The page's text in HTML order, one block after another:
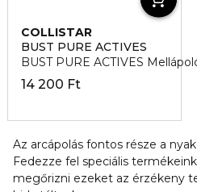
COLLISTAR
BUST PURE ACTIVES
BUST PURE ACTIVES
14 200 Ft
Az arcápolás fontos része a
Fedezze fel speciális
megőrizni ezeket az érzékeny